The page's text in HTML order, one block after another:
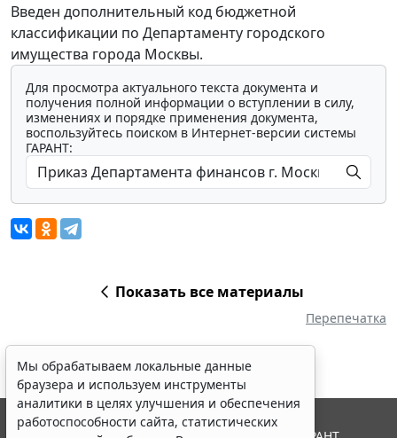
Введен дополнительный код бюджетной
классификации по Департаменту городского
имущества города Москвы.
Для просмотра актуального текста документа и
получения полной информации о вступлении в силу,
изменениях и порядке применения документа,
воспользуйтесь поиском в Интернет-версии системы
ГАРАНТ:
Показать все материалы
Перепечатка
Мы обрабатываем локальные данные
браузера и используем инструменты
аналитики в целях улучшения и обеспечения
работоспособности сайта, статистических